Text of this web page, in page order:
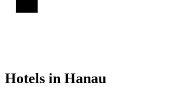
Hotels in Hanau